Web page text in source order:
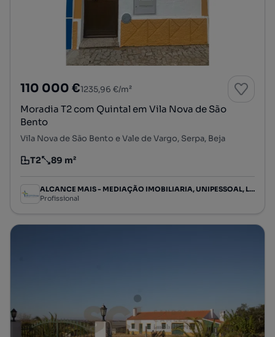
110 000 €1235,96 €/m²
Moradia T2 com Quintal em Vila Nova de São
Bento
Vila Nova de São Bento e Vale de Vargo, Serpa, Beja
Tipologia
T2
Preço por metro quadrado
89 m²
ALCANCE MAIS - MEDIAÇÃO IMOBILIARIA, UNIPESSOAL, LDA
Profissional